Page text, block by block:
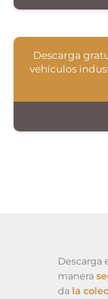
Descarga
vehículos
Descarga
manera
da la